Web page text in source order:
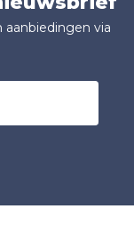
via